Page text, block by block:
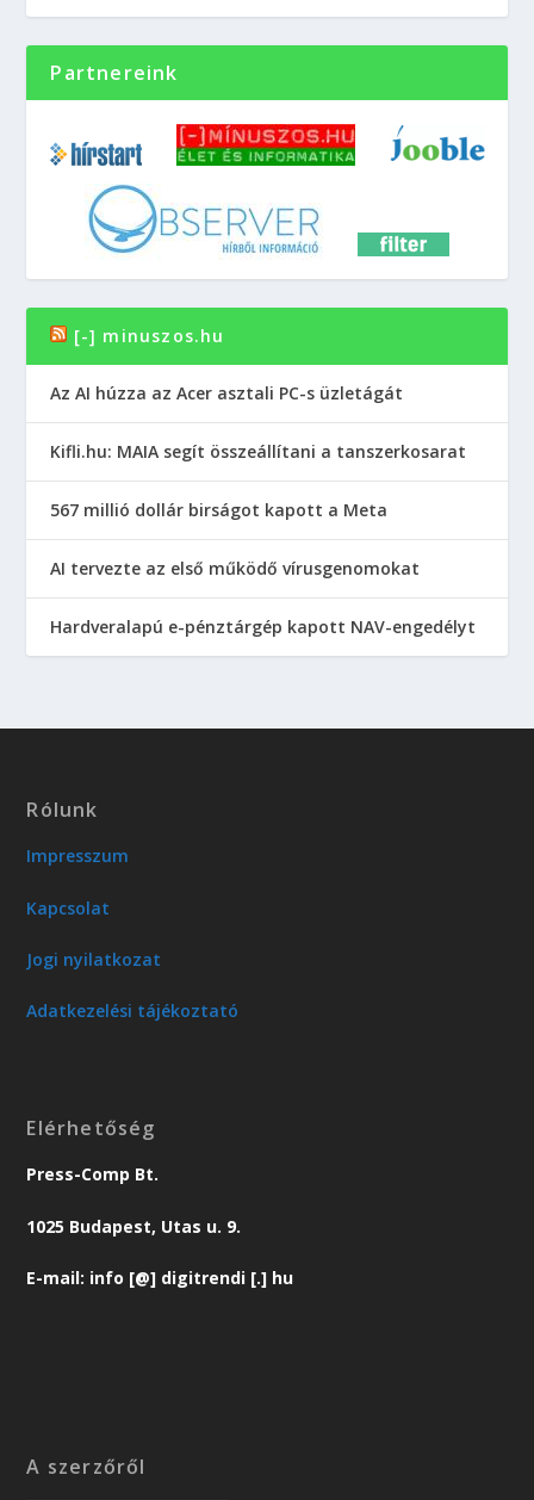
Partnereink
[-] minuszos.hu
Az AI húzza az Acer asztali PC-s üzletágát
Kifli.hu: MAIA segít összeállítani a tanszerkosarat
567 millió dollár birságot kapott a Meta
AI tervezte az első működő vírusgenomokat
Hardveralapú e-pénztárgép kapott NAV-engedélyt
Rólunk
Impresszum
Kapcsolat
Jogi nyilatkozat
Adatkezelési tájékoztató
Elérhetőség
Press-Comp Bt.
1025 Budapest, Utas u. 9.
E-mail: info [@] digitrendi [.] hu
A szerzőről